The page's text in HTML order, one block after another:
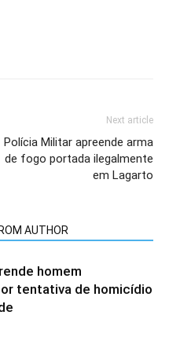
Next article
Polícia Militar apreende arma
de fogo portada ilegalmente
em Lagarto
AUTHOR
homem
tentativa de homicídio